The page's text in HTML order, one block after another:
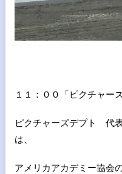
１１：００「ピクチャー
ピクチャーズデプト 代
は、
アメリカアカデミー協会